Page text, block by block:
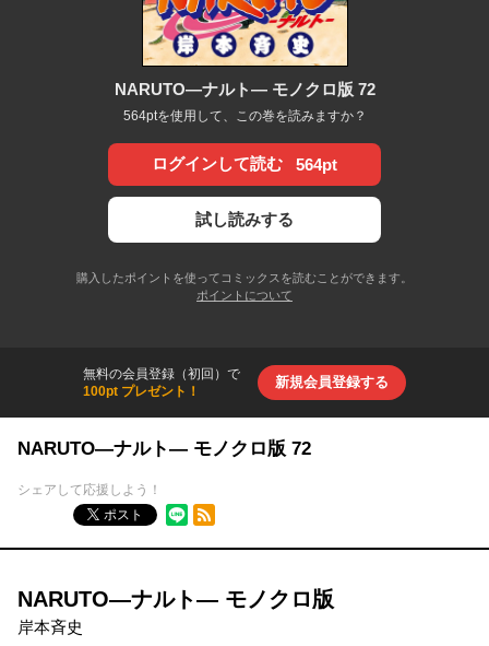
NARUTO―ナルト― モノクロ版 72
564ptを使用して、この巻を読みますか？
ログインして読む 564pt
試し読みする
購入したポイントを使ってコミックスを読むことができます。
ポイントについて
無料の会員登録（初回）で
100pt プレゼント！
新規会員登録する
NARUTO―ナルト― モノクロ版 72
シェアして応援しよう！
ポスト
RSSフィード
NARUTO―ナルト― モノクロ版
岸本斉史